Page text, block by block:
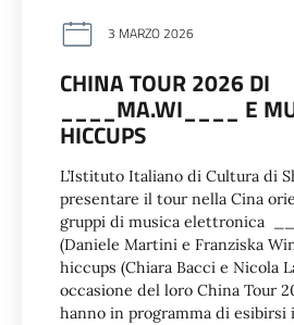
3 MARZO 2026
CHINA TOUR 2026 DI
____MA.WI____ E
HICCUPS
L’Istituto Italiano di Cultura di
presentare il tour nella Cina
gruppi di musica elettronica
(Daniele Martini e Franziska
hiccups (Chiara Bacci e Nicola
occasione del loro China Tour
hanno in programma di esibirsi